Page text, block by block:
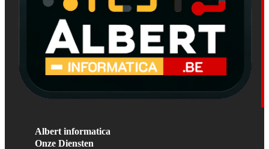
Albert informatica
Onze Diensten